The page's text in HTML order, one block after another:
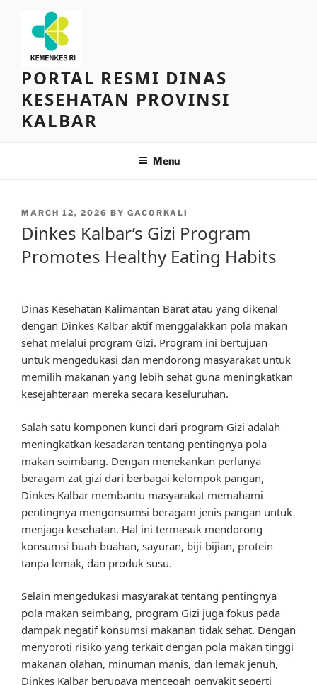
content
PORTAL RESMI DINAS
KESEHATAN PROVINSI
KALBAR
Menu
POSTED
MARCH 12, 2026 BY GACORKALI
Dinkes Kalbar’s Gizi Program
Promotes Healthy Eating Habits
Dinas Kesehatan Kalimantan Barat atau yang dikenal
dengan Dinkes Kalbar aktif menggalakkan pola makan
sehat melalui program Gizi. Program ini bertujuan
untuk mengedukasi dan mendorong masyarakat untuk
memilih makanan yang lebih sehat guna meningkatkan
kesejahteraan mereka secara keseluruhan.
Salah satu komponen kunci dari program Gizi adalah
meningkatkan kesadaran tentang pentingnya pola
makan seimbang. Dengan menekankan perlunya
beragam zat gizi dari berbagai kelompok pangan,
Dinkes Kalbar membantu masyarakat memahami
pentingnya mengonsumsi beragam jenis pangan untuk
menjaga kesehatan. Hal ini termasuk mendorong
konsumsi buah-buahan, sayuran, biji-bijian, protein
tanpa lemak, dan produk susu.
Selain mengedukasi masyarakat tentang pentingnya
pola makan seimbang, program Gizi juga fokus pada
dampak negatif konsumsi makanan tidak sehat. Dengan
menyoroti risiko yang terkait dengan pola makan tinggi
makanan olahan, minuman manis, dan lemak jenuh,
Dinkes Kalbar berupaya mencegah penyakit seperti